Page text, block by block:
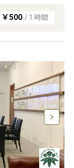
￥500 / 1 時間